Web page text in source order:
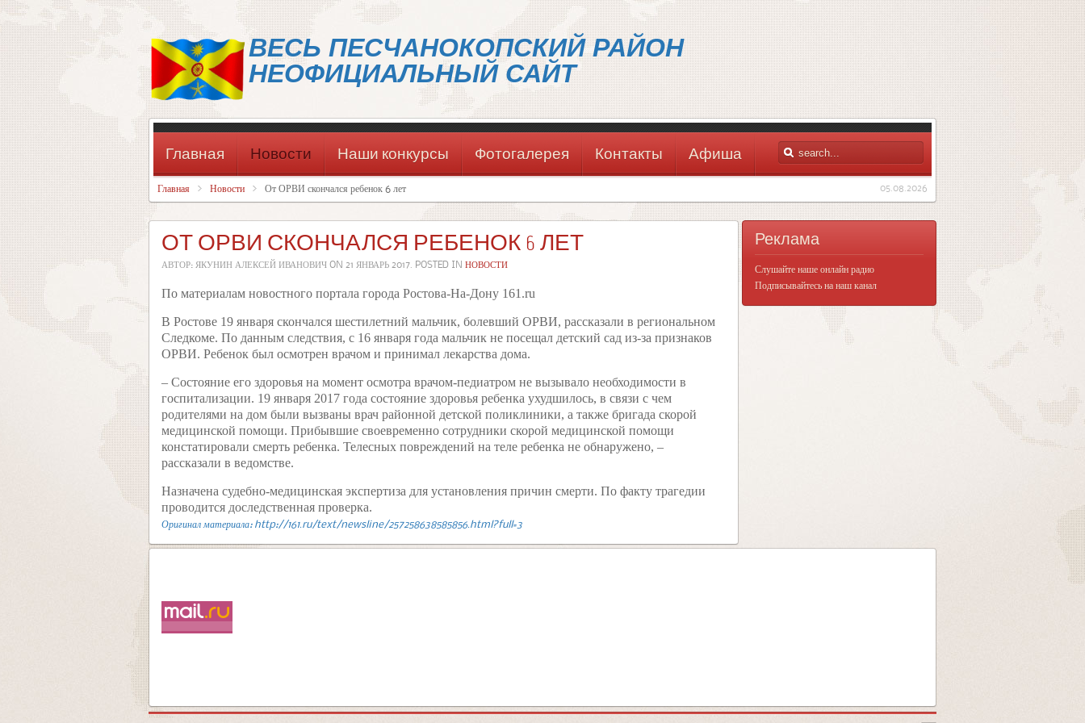
ВЕСЬ ПЕСЧАНОКОПСКИЙ РАЙОН
НЕОФИЦИАЛЬНЫЙ САЙТ
Главная Новости Наши конкурсы Фотогалерея Контакты Афиша
05.08.2026
Главная Новости От ОРВИ скончался ребенок 6 лет
ОТ ОРВИ СКОНЧАЛСЯ РЕБЕНОК 6 ЛЕТ
АВТОР: ЯКУНИН АЛЕКСЕЙ ИВАНОВИЧ ON 21 ЯНВАРЬ 2017. POSTED IN НОВОСТИ
По материалам новостного портала города Ростова-На-Дону 161.ru
В Ростове 19 января скончался шестилетний мальчик, болевший ОРВИ, рассказали в региональном
Следкоме. По данным следствия, с 16 января года мальчик не посещал детский сад из-за признаков
ОРВИ. Ребенок был осмотрен врачом и принимал лекарства дома.
– Состояние его здоровья на момент осмотра врачом-педиатром не вызывало необходимости в
госпитализации. 19 января 2017 года состояние здоровья ребенка ухудшилось, в связи с чем
родителями на дом были вызваны врач районной детской поликлиники, а также бригада скорой
медицинской помощи. Прибывшие своевременно сотрудники скорой медицинской помощи
констатировали смерть ребенка. Телесных повреждений на теле ребенка не обнаружено, –
рассказали в ведомстве.
Назначена судебно-медицинская экспертиза для установления причин смерти. По факту трагедии
проводится доследственная проверка.
Оригинал материала: http://161.ru/text/newsline/257258638585856.html?full=3
Реклама
Слушайте наше онлайн радио
Подписывайтесь на наш канал